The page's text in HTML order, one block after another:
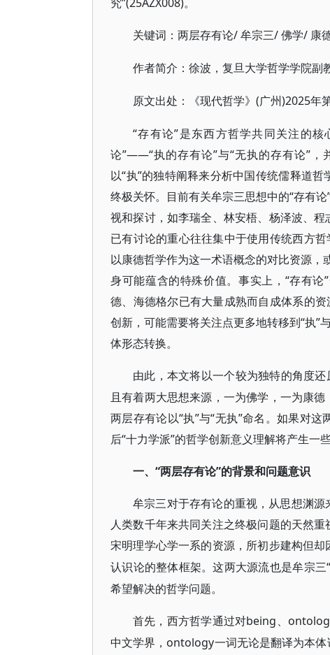
关键词：两层存有论/ 牟宗三/ 佛学/ 康
作者简介：徐波，复旦大学哲学学院副
原文出处：《现代哲学》 (广州)2025年
“存有论”是东西方哲学共同关注的
论”——“执的存有论”与“无执的存有论”
以“执”的独特阐释来分析中国传统儒释道
终极关怀。目前有关牟宗三思想中的“存有
视和探讨，如李瑞全、林安梧、杨泽波、
已有讨论的重心往往集中于使用传统西方
以康德哲学作为这一术语概念的对比资源，
身可能蕴含的特殊价值。事实上，“存有
德、海德格尔已有大量成熟而自成体系的
创新，可能需要将关注点更多地转移到“执”
体形态转换。
由此，本文将以一个较为独特的角度还
且有着两大思想来源，一为佛学，一为康
两层存有论以“执”与“无执”命名。如果对
后“十力学派”的哲学创新意义理解将产生一
一、 “两层存有论”的背景和问题意识
牟宗三对于存有论的重视，从思想渊
人类数千年来共同关注之终极问题的天然
宋明理学心学一系的资源，所初步建构但
认识论的整体框架。这两大源流也是牟宗三
希望解决的哲学问题。
首先，西方哲学通过对being、
中文学界，ontology一词无论是翻译为本